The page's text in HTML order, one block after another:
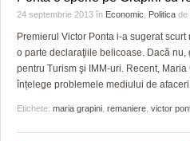
24 septembrie 2013 în Economic Politica de
Premierul Victor Ponta i-a sugerat
o parte declaraţiile belicoase. Dacă nu,
pentru Turism şi IMM-uri. Recent,
înțelege problemele mediului de
Etichete: maria grapini remaniere victor